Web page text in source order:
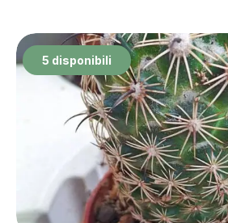
5 disponibili